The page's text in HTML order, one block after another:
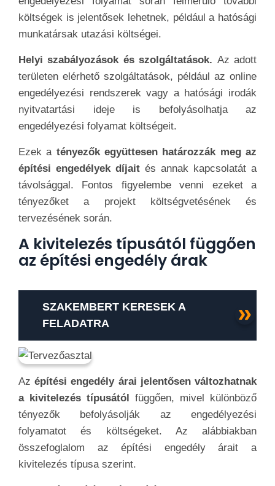
költségek is jelentősek lehetnek, például a hatósági
munkatársak utazási költségei.
Helyi szabályozások és szolgáltatások. Az adott
területen elérhető szolgáltatások, például az online
engedélyezési rendszerek vagy a hatósági irodák
nyitvatartási ideje is befolyásolhatja az
engedélyezési folyamat költségeit.
Ezek a tényezők együttesen határozzák meg az
építési engedélyek díjait és annak kapcsolatát a
távolsággal. Fontos figyelembe venni ezeket a
tényezőket a projekt költségvetésének és
tervezésének során.
A kivitelezés típusától függően
az építési engedély árak
SZAKEMBERT KERESEK A
FELADATRA
Az építési engedély árai jelentősen változhatnak
a kivitelezés típusától függően, mivel különböző
tényezők befolyásolják az engedélyezési
folyamatot és költségeket. Az alábbiakban
összefoglalom az építési engedély árait a
kivitelezés típusa szerint.